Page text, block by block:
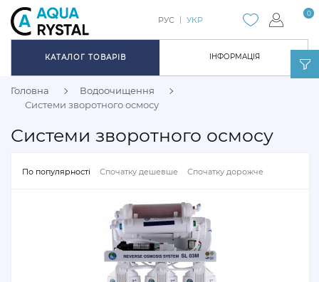
ІНФОРМАЦІЯ
0
РУС УКР
КАТАЛОГ ТОВАРІВ
Головна
Водоочищення
Системи зворотного осмосу
Системи зворотного осмосу
По популярності Спочатку дешевше Спочатку дорожче